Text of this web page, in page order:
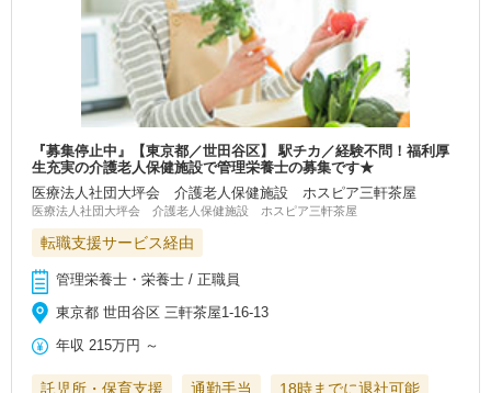
『募集停止中』【東京都／世田谷区】 駅チカ／経験不問！福利厚
生充実の介護老人保健施設で管理栄養士の募集です★
医療法人社団大坪会 介護老人保健施設 ホスピア三軒茶屋
医療法人社団大坪会 介護老人保健施設 ホスピア三軒茶屋
転職支援サービス経由
管理栄養士・栄養士 / 正職員
東京都 世田谷区 三軒茶屋1-16-13
年収 215万円 ～
託児所・保育支援 通勤手当 18時までに退社可能